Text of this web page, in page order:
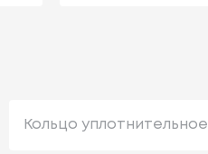
Кольцо уплотнительное